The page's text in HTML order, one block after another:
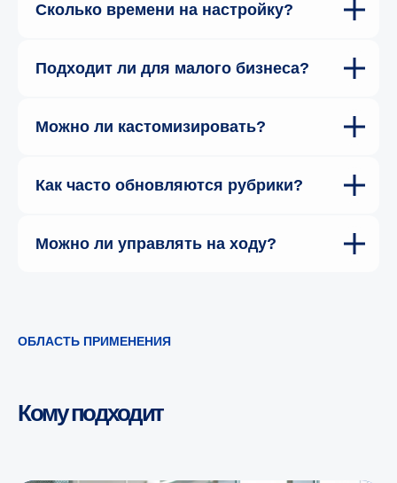
Сколько времени на настройку?
Подходит ли для малого бизнеса?
Можно ли кастомизировать?
Как часто обновляются рубрики?
Можно ли управлять на ходу?
ОБЛАСТЬ ПРИМЕНЕНИЯ
Кому подходит